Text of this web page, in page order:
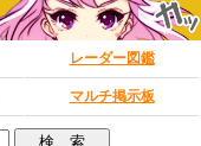
レーダー図鑑
マルチ掲示板